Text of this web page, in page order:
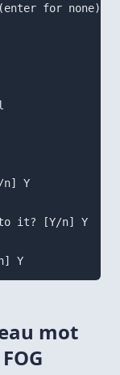
for none):
n] Y
to it? [Y/n] Y
Reload privilege tables now? [Y/n] Y
mot